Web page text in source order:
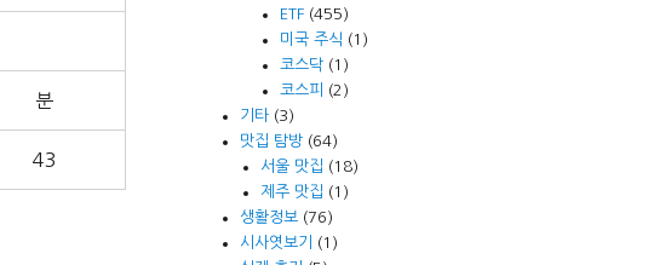
분
43
ETF(455)
미국 주식 (1)
코스닥(1)
코스피
(2)
기타 (3)
맛집 탐방 (64)
서울 맛집 (18)
제주 맛집 (1)
생활정보 (76)
시사엿보기
(1)